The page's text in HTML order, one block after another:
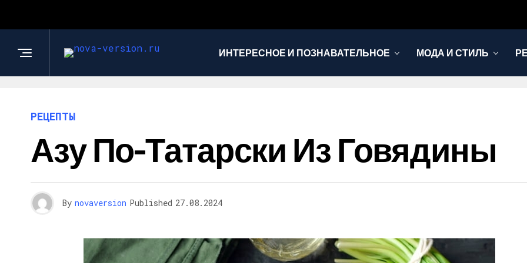
ИНТЕРЕСНОЕ И ПОЗНАВАТЕЛЬНОЕ МОДА И СТИЛЬ
РЕЦЕПТЫ
Азу По-Татарски Из Говядины
By novaversion Published 27.08.2024